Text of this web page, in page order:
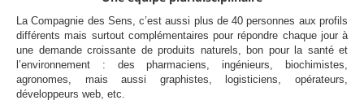
La Compagnie des Sens, c’est aussi plus de 40 personnes aux profils
différents mais surtout complémentaires pour répondre chaque jour à
une demande croissante de produits naturels, bon pour la santé et
l’environnement : des pharmaciens, ingénieurs, biochimistes,
agronomes, mais aussi graphistes, logisticiens, opérateurs,
développeurs web, etc.